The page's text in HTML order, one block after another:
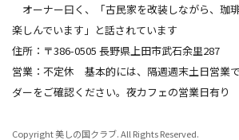
オーナー曰く、「古民家を改装しながら、珈
楽しんでいます」と話されています
住所：〒386-0505 長野県上田市武石余里287
営業：不定休 基本的には、隔週週末土日営業
ダーをご確認ください。夜カフェの営業日有り
Copyright 美しの国クラブ. All Rights Reserved.